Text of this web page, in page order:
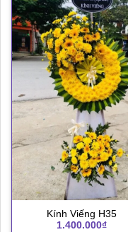
Kính Viếng H35
1.400.000₫